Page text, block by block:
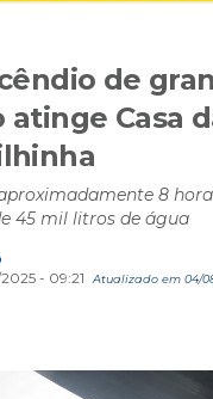
de
Casa
8
45 mil litros de água
- 09:21
Atualizado em 04/